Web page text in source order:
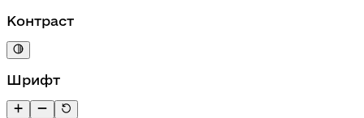
Контраст
Шрифт